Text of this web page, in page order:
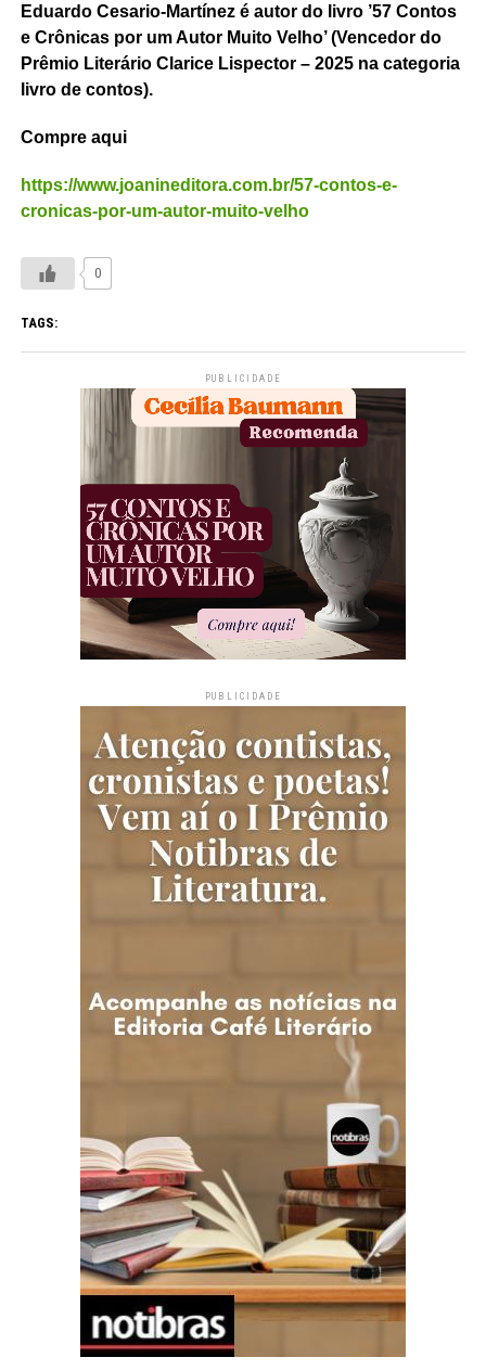
Eduardo Cesario-Martínez é autor do livro ’57 Contos
e Crônicas por um Autor Muito Velho’ (Vencedor do
Prêmio Literário Clarice Lispector – 2025 na categoria
livro de contos).
Compre aqui
https://www.joanineditora.com.br/57-contos-e-
cronicas-por-um-autor-muito-velho
0
TAGS:
PUBLICIDADE
PUBLICIDADE